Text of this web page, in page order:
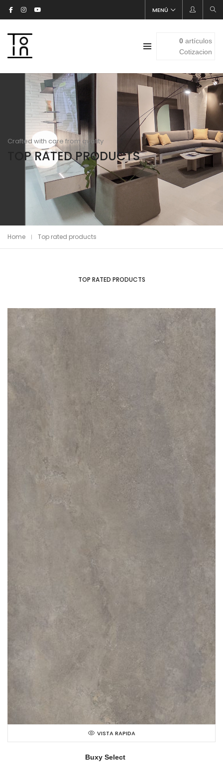
MENÚ
0artículos
Cotizacion
Crafted with care from quality
TOP RATED PRODUCTS
Home Top rated products
TOP RATED PRODUCTS
VISTA RAPIDA
Buxy Select